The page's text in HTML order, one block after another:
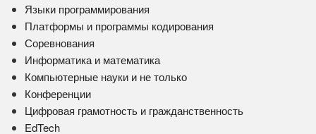
Языки программирования
Платформы и программы кодирования
Соревнования
Информатика и математика
Компьютерные науки и не только
Конференции
Цифровая грамотность и гражданственность
EdTech